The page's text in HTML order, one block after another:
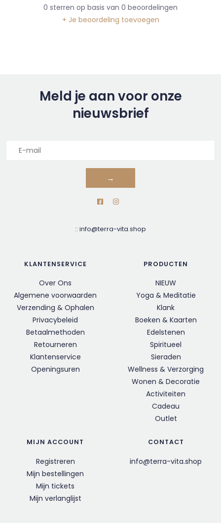
0 sterren op basis van 0 beoordelingen
+ Je beoordeling toevoegen
Meld je aan voor onze
nieuwsbrief
→
:: info@terra-vita.shop
KLANTENSERVICE
Over Ons
Algemene voorwaarden
Verzending & Ophalen
Privacybeleid
Betaalmethoden
Retourneren
Klantenservice
Openingsuren
PRODUCTEN
NIEUW
Yoga & Meditatie
Klank
Boeken & Kaarten
Edelstenen
Spiritueel
Sieraden
Wellness & Verzorging
Wonen & Decoratie
Activiteiten
Cadeau
Outlet
MIJN ACCOUNT
Registreren
Mijn bestellingen
Mijn tickets
Mijn verlanglijst
CONTACT
info@terra-vita.shop